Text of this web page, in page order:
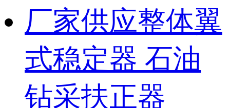
厂家供应整体翼
式稳定器 石油
钻采扶正器